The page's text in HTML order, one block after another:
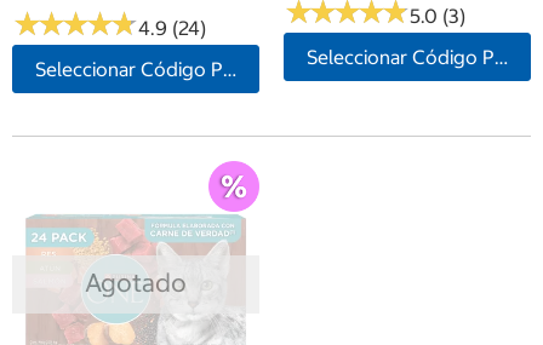
★★★★★
★★★★★4.9 (24)
Seleccionar Código Postal
★★★★★
★★★★★5.0 (3)
Seleccionar Código Postal
Agotado